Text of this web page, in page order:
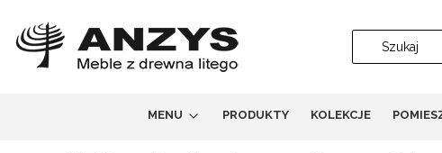
MENU PRODUKTY KOLEKCJE